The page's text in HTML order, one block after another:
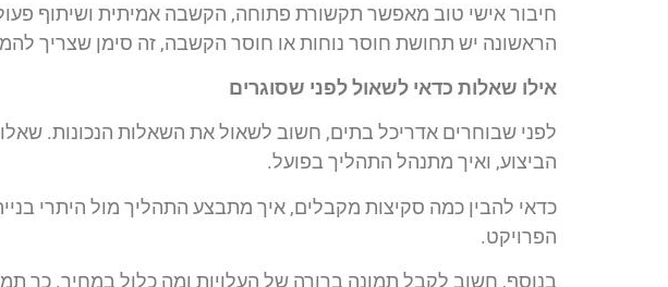
חיבור אישי טוב מאפשר תקשורת פתוחה, הקשבה אמיתית ושיתוף
הראשונה יש תחושת חוסר נוחות או חוסר הקשבה, זה סימן שצריך
אילו שאלות כדאי לשאול לפני שסוגרים
לפני שבוחרים אדריכל בתים, חשוב לשאול את השאלות הנכונות.
הביצוע, ואיך מתנהל התהליך בפועל.
כדאי להבין כמה סקיצות מקבלים, איך מתבצע התהליך מול היתרי
הפרויקט.
בנוסף, חשוב לקבל תמונה ברורה של העלויות ומה כלול במחיר. כך